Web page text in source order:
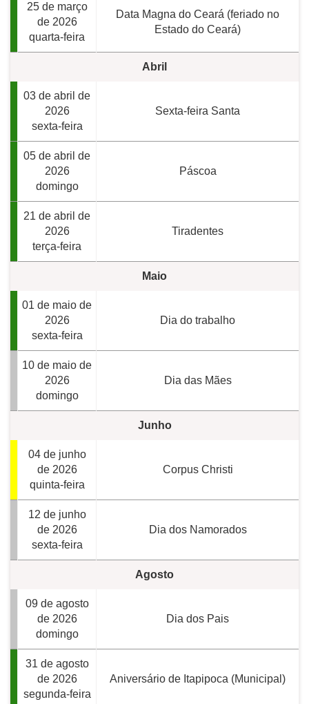
25 de março
de 2026
quarta-feira
Data Magna do Ceará (feriado no
Estado do Ceará)
Abril
03 de abril de
2026
sexta-feira
Sexta-feira Santa
05 de abril de
2026
domingo
Páscoa
21 de abril de
2026
terça-feira
Tiradentes
Maio
01 de maio de
2026
sexta-feira
Dia do trabalho
10 de maio de
2026
domingo
Dia das Mães
Junho
04 de junho
de 2026
quinta-feira
Corpus Christi
12 de junho
de 2026
sexta-feira
Dia dos Namorados
Agosto
09 de agosto
de 2026
domingo
Dia dos Pais
31 de agosto
de 2026
segunda-feira
Aniversário de Itapipoca (Municipal)